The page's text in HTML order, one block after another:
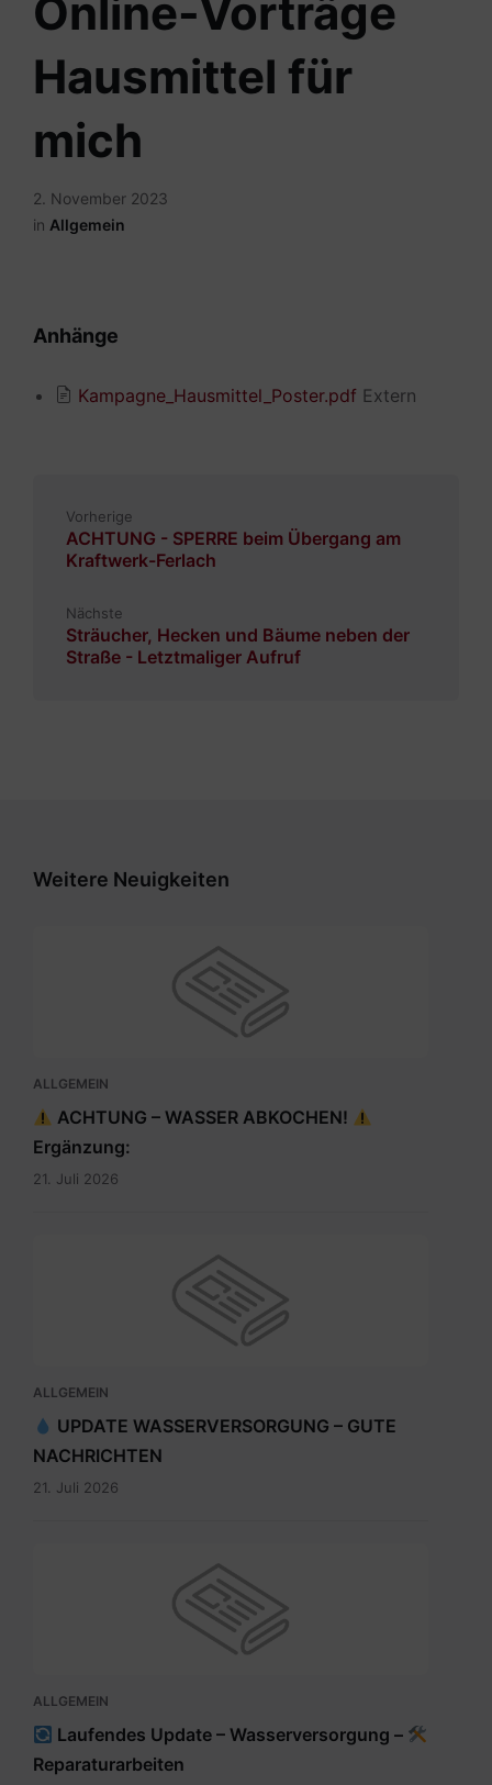
Online-Vorträge
Hausmittel für
mich
2. November 2023
in Allgemein
Anhänge
Kampagne_Hausmittel_Poster.pdf Extern
Vorherige
ACHTUNG - SPERRE beim Übergang am
Kraftwerk-Ferlach
Nächste
Sträucher, Hecken und Bäume neben der
Straße - Letztmaliger Aufruf
Weitere Neuigkeiten
ALLGEMEIN
ACHTUNG – WASSER ABKOCHEN!
Ergänzung:
21. Juli 2026
ALLGEMEIN
UPDATE WASSERVERSORGUNG – GUTE
NACHRICHTEN
21. Juli 2026
ALLGEMEIN
Laufendes Update – Wasserversorgung –
Reparaturarbeiten